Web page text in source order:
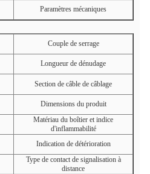
Paramètres mécaniques
Couple de serrage
Longueur de dénudage
Section de câble de câblage
Dimensions du produit
Matériau du boîtier et indice
d'inflammabilité
Indication de détérioration
Type de contact de signalisation à
distance